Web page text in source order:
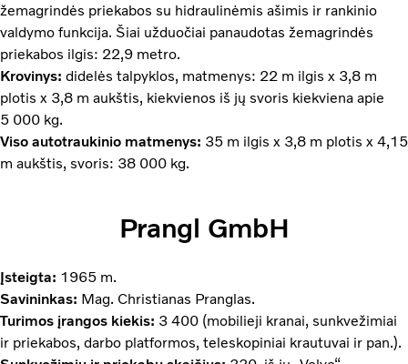
žemagrindės priekabos su hidraulinėmis ašimis ir rankinio
valdymo funkcija. Šiai užduočiai panaudotas žemagrindės
priekabos ilgis: 22,9 metro.
Krovinys: didelės talpyklos, matmenys: 22 m ilgis x 3,8 m
plotis x 3,8 m aukštis, kiekvienos iš jų svoris kiekviena apie
5 000 kg.
Viso autotraukinio matmenys: 35 m ilgis x 3,8 m plotis x 4,15
m aukštis, svoris: 38 000 kg.
Prangl GmbH
Įsteigta: 1965 m.
Savininkas: Mag. Christianas Pranglas.
Turimos įrangos kiekis: 3 400 (mobilieji kranai, sunkvežimiai
ir priekabos, darbo platformos, teleskopiniai krautuvai ir pan.).